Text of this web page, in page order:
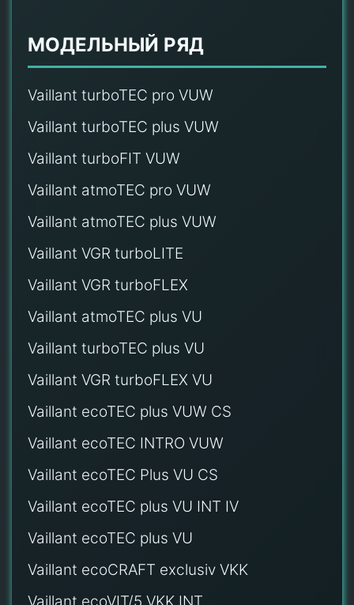
МОДЕЛЬНЫЙ РЯД
Vaillant turboTEC pro VUW
Vaillant turboTEC plus VUW
Vaillant turboFIT VUW
Vaillant atmoTEC pro VUW
Vaillant atmoTEC plus VUW
Vaillant VGR turboLITE
Vaillant VGR turboFLEX
Vaillant atmoTEC plus VU
Vaillant turboTEC plus VU
Vaillant VGR turboFLEX VU
Vaillant ecoTEC plus VUW CS
Vaillant ecoTEC INTRO VUW
Vaillant ecoTEC Plus VU CS
Vaillant ecoTEC plus VU INT IV
Vaillant ecoTEC plus VU
Vaillant ecoCRAFT exclusiv VKK
Vaillant ecoVIT/5 VKK INT